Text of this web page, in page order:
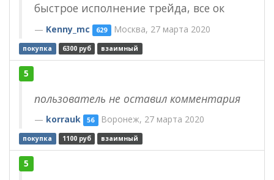
быстрое исполнение трейда, все ок
Kenny_mc 629 Москва, 27 марта 2020
покупка 6300 руб взаимный
5
пользователь не оставил комментария
korrauk 56 Воронеж, 27 марта 2020
покупка 1100 руб взаимный
5